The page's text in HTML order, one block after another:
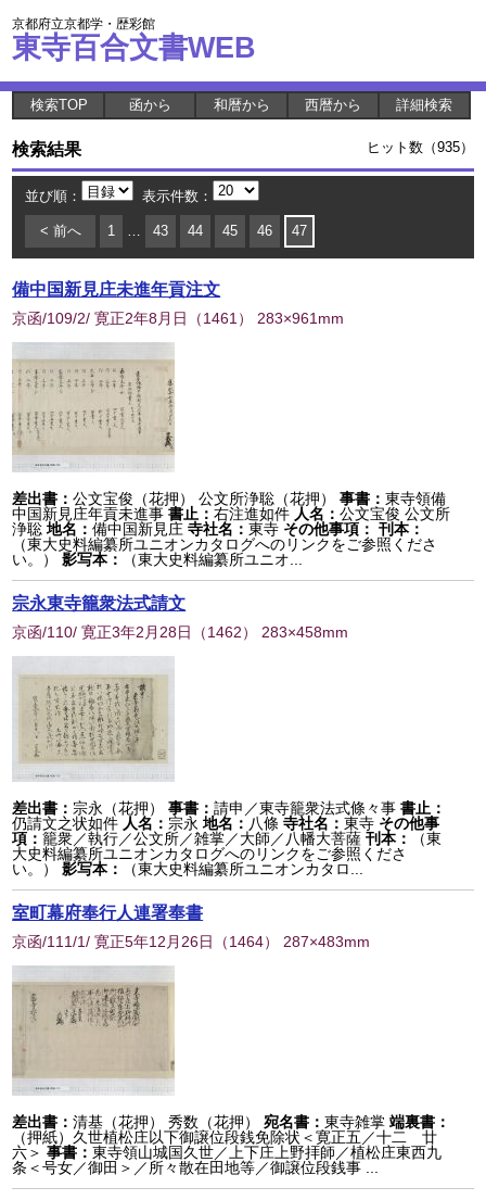
京都府立京都学・歴彩館
東寺百合文書WEB
検索TOP 函から 和暦から 西暦から 詳細検索
検索結果 ヒット数（935）
並び順： 表示件数：
< 前へ 1 … 43 44 45 46 47
備中国新見庄未進年貢注文
京函/109/2/ 寛正2年8月日 （1461 ） 283×961mm
差出書：公文宝俊（花押） 公文所浄聡（花押） 事書：東寺領備
中国新見庄年貢未進事書止：右注進如件 人名：公文宝俊 公文所
浄聡 地名：備中国新見庄 寺社名：東寺 その他事項： 刊本：
（東大史料編纂所ユニオンカタログへのリンクをご参照くださ
い。）
影写本： （東大史料編纂所ユニオ...
宗永東寺籠衆法式請文
京函/110/ 寛正3年2月28日 （1462） 283×458mm
差出書： 宗永（花押） 事書：請申／東寺籠衆法式條々事書止：
仍請文之状如件 人名： 宗永 地名： 八條 寺社名：東寺 その他事
項：籠衆／執行／公文所／雑掌／大師／八幡大菩薩刊本：
（東
大史料編纂所ユニオンカタログへのリンクをご参照くださ
い。）
影写本： （東大史料編纂所ユニオンカタロ...
室町幕府奉行人連署奉書
京函/111/1/ 寛正5年12月26日 （1464） 287×483mm
差出書：清基（花押） 秀数（花押） 宛名書：東寺雑掌 端裏書：
（押紙）久世植松庄以下御譲位段銭免除状＜寛正五／十二 廿
六＞ 事書：東寺領山城国久世／上下庄上野拝師／植松庄東西九
条＜号女／御田＞／所々散在田地等／御譲位段銭事 ...